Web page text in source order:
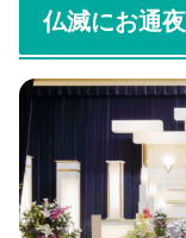
仏滅にお通